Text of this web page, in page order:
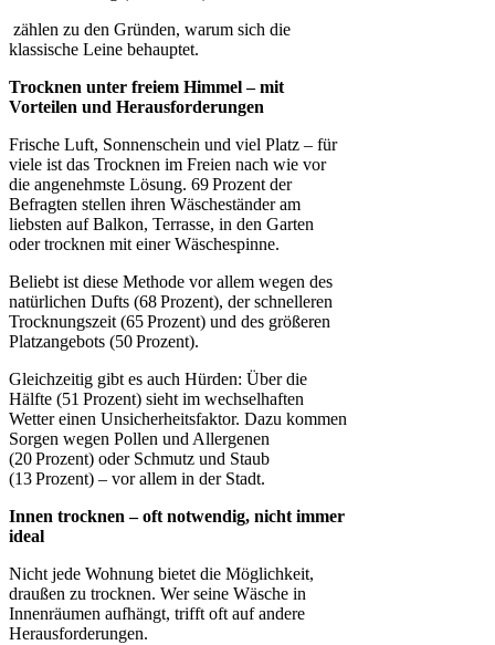
zählen zu den Gründen, warum sich die
klassische Leine behauptet.
Trocknen unter freiem Himmel – mit
Vorteilen und Herausforderungen
Frische Luft, Sonnenschein und viel Platz – für
viele ist das Trocknen im Freien nach wie vor
die angenehmste Lösung. 69 Prozent der
Befragten stellen ihren Wäscheständer am
liebsten auf Balkon, Terrasse, in den Garten
oder trocknen mit einer Wäschespinne.
Beliebt ist diese Methode vor allem wegen des
natürlichen Dufts (68 Prozent), der schnelleren
Trocknungszeit (65 Prozent) und des größeren
Platzangebots (50 Prozent).
Gleichzeitig gibt es auch Hürden: Über die
Hälfte (51 Prozent) sieht im wechselhaften
Wetter einen Unsicherheitsfaktor. Dazu kommen
Sorgen wegen Pollen und Allergenen
(20 Prozent) oder Schmutz und Staub
(13 Prozent) – vor allem in der Stadt.
Innen trocknen – oft notwendig, nicht immer
ideal
Nicht jede Wohnung bietet die Möglichkeit,
draußen zu trocknen. Wer seine Wäsche in
Innenräumen aufhängt, trifft oft auf andere
Herausforderungen.